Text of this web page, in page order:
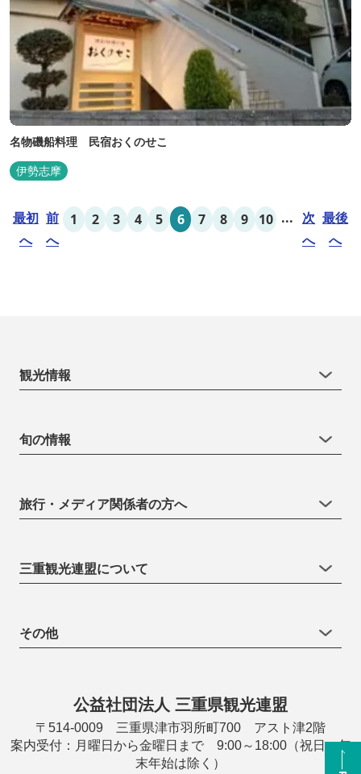
名物磯船料理 民宿おくのせこ
伊勢志摩
最初
へ
前
へ
1 2 3 4 5 6 7 8 9 10 ... 次
へ
最後
へ
観光情報
旬の情報
旅行・メディア関係者の方へ
三重観光連盟について
その他
公益社団法人 三重県観光連盟
〒514-0009 三重県津市羽所町700 アスト津2階
案内受付：月曜日から金曜日まで 9:00～18:00（祝日・年
末年始は除く）